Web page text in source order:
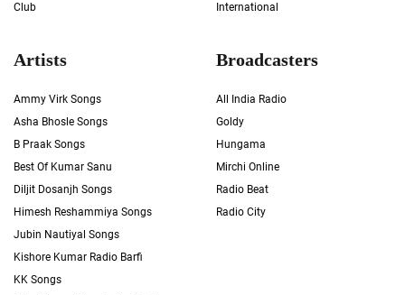
Club
International
Artists
Ammy Virk Songs
Asha Bhosle Songs
B Praak Songs
Best Of Kumar Sanu
Diljit Dosanjh Songs
Himesh Reshammiya Songs
Jubin Nautiyal Songs
Kishore Kumar Radio Barfi
KK Songs
Broadcasters
All India Radio
Goldy
Hungama
Mirchi Online
Radio Beat
Radio City